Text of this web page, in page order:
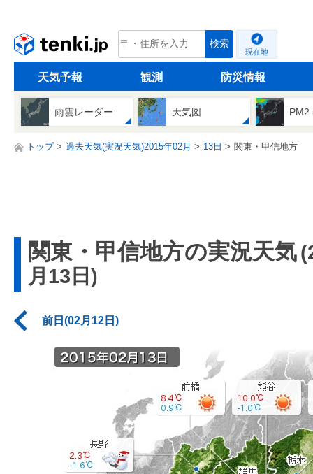
tenki.jp 検索
現在地
天気予報 観測 防災情報
雨雲レーダー 天気図
トップ 過去天気(実況天気)2015年02月 13日 関東・甲信地方
関東・甲信地方の実況天気
月13日)
前日(02月12日)